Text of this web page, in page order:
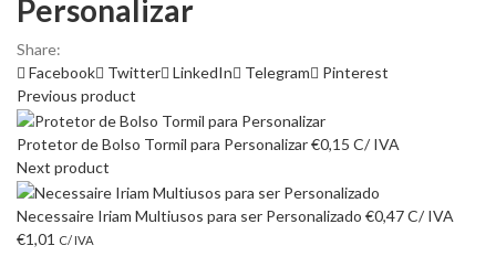
Personalizar
Share:
Facebook
Twitter LinkedIn Telegram
Pinterest
Previous product
Protetor de Bolso Tormil para Personalizar€0,15 C/ IVA
Next product
Necessaire Iriam Multiusos para ser Personalizado €0,47C/ IVA
€1,01 C/ IVA